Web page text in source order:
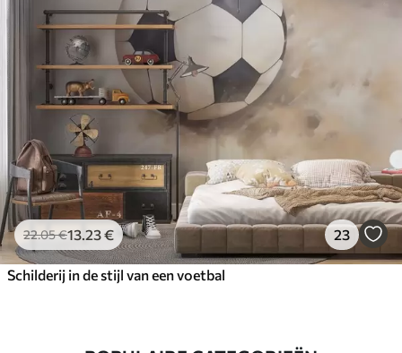
22.05€13 .23€ 23
Schilderij in de stijl van een voetbal